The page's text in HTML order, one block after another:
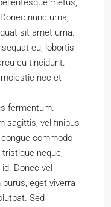
metus,
nunc urna,
sit amet urna.
eu, lobortis
eu tincidunt.
nec et
fermentum.
sagittis, vel finibus
commodo
neque,
Donec vel
eget viverra
Sed